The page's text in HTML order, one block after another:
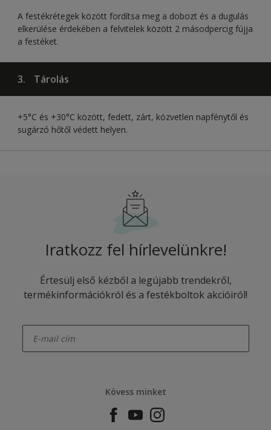
A festékrétegek között fordítsa meg a dobozt és a dugulás
elkerülése érdekében a felvitelek között 2 másodpercig fújja
a festéket.
3. Tárolás
+5°C és +30°C között, fedett, zárt, közvetlen napfénytől és
sugárzó hőtől védett helyen.
Iratkozz fel hírlevelünkre!
Értesülj első kézből a legújabb trendekről,
termékinformációkról és a festékboltok akcióiról!
Kövess minket